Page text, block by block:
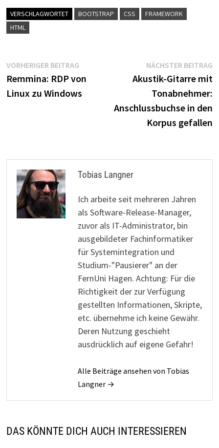
VERSCHLAGWORTET BOOTSTRAP CSS
FRAMEWORK
HTML
Beitragsnavigation
VORHERIGER BEITRAGVorheriger
Beitrag:
Remmina: RDP von
Linux zu Windows
NÄCHSTER BEITRAG
Akustik-Gitarre mit
Tonabnehmer:
Anschlussbuchse in den
Korpus gefallen
Tobias Langner
Ich arbeite seit mehreren Jahren
als Software-Release-Manager,
zuvor als IT-Administrator, bin
ausgebildeter Fachinformatiker
für Systemintegration und
Studium-"Pausierer" an der
FernUni Hagen. Achtung: Für die
Richtigkeit der zur Verfügung
gestellten Informationen, Skripte,
etc. übernehme ich keine Gewähr.
Deren Nutzung geschieht
ausdrücklich auf eigene Gefahr!
Alle Beiträge ansehen von Tobias
Langner →
DAS KÖNNTE DICH AUCH INTERESSIEREN